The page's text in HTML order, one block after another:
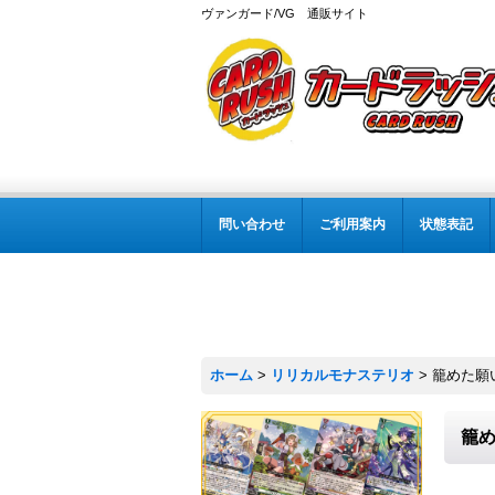
ヴァンガード/VG 通販サイト
問い合わせ ご利用案内 状態表記
ホーム > リリカルモナステリオ > 籠めた願
籠